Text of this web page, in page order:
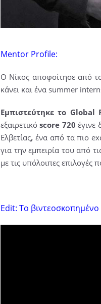
Mentor Profile:
Ο Νίκος αποφοίτησε από
κάνει και ένα summer
Εμπιστεύτηκε το Global
εξαιρετικό score 720 έγινε
Ελβετίας, ένα από τα πιο
για την εμπειρία του από
με τις υπόλοιπες επιλογές
Edit: Το